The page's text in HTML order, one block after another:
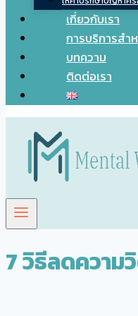
เกี่ยวกับเรา
การบริการสำ
บทความ
ติดต่อเรา
7 วิธีลดความ